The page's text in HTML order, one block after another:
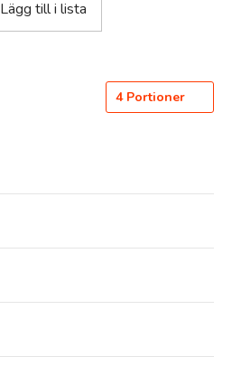
Lägg till i lista
4 Portioner